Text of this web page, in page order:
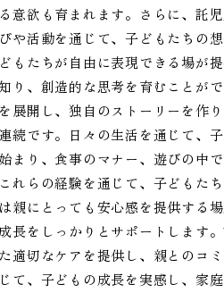
意欲も育まれます。さらに、託
や活動を通じて、子どもたちの
もたちが自由に表現できる場が
、創造的な思考を育むことがで
展開し、独自のストーリーを作
続です。日々の生活を通じて、
まり、食事のマナー、遊びの中
れらの経験を通じて、子どもた
親にとっても安心感を提供する
長をしっかりとサポートします
適切なケアを提供し、親とのコ
て、子どもの成長を実感し、家